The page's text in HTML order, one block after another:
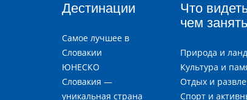
Дестинации
Самое лучшее в
Словакии
ЮНЕСКО
Словакия —
уникальная страна
Что
чем
Природа и
Культура и
Отдых и
Спорт и